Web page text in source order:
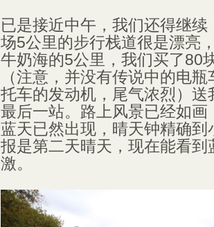
已是接近中午，我们还得继
场5公里的步行栈道很是漂亮
牛奶海的5公里，我们买了80
（注意，并没有传说中的电
托车的发动机，尾气浓烈）送
最后一站。路上风景已经如画
蓝天已然出现，晴天钟精确到
报是第二天晴天，现在能看到
激。